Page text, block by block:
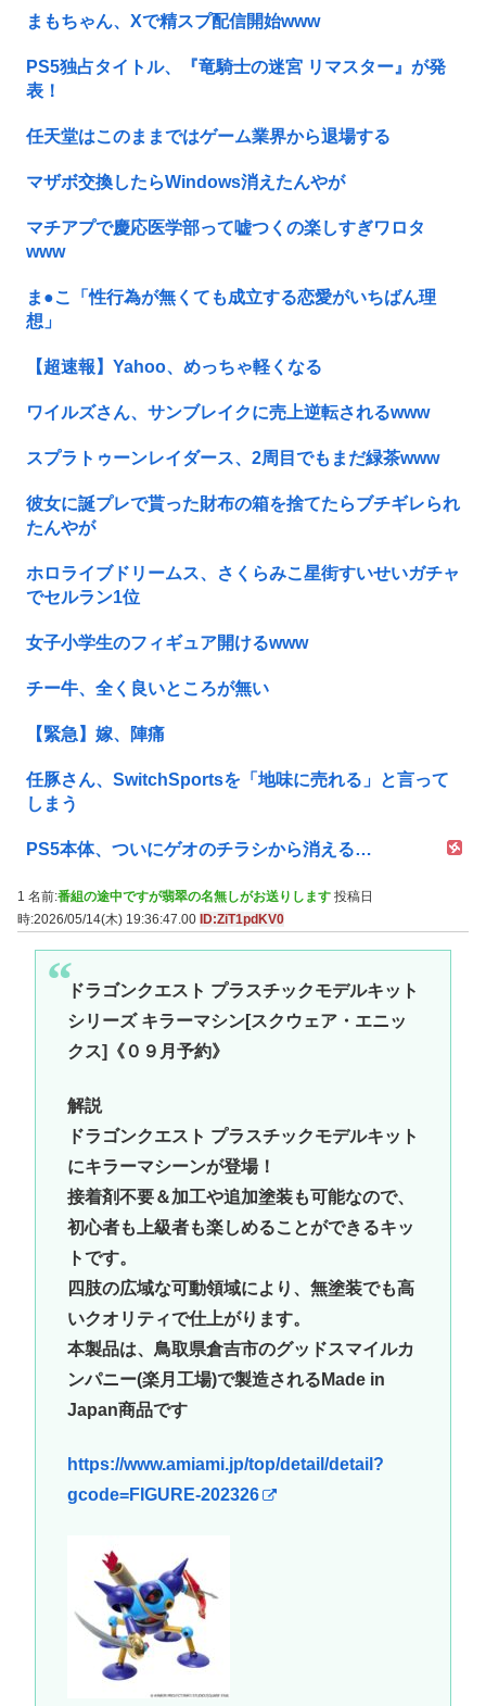
まもちゃん、Xで精スプ配信開始www
PS5独占タイトル、『竜騎士の迷宮 リマスター』が発
表！
任天堂はこのままではゲーム業界から退場する
マザボ交換したらWindows消えたんやが
マチアプで慶応医学部って嘘つくの楽しすぎワロタ
www
ま●こ「性行為が無くても成立する恋愛がいちばん理
想」
【超速報】Yahoo、めっちゃ軽くなる
ワイルズさん、サンブレイクに売上逆転されるwww
スプラトゥーンレイダース、2周目でもまだ緑茶www
彼女に誕プレで貰った財布の箱を捨てたらブチギレられ
たんやが
ホロライブドリームス、さくらみこ星街すいせいガチャ
でセルラン1位
女子小学生のフィギュア開けるwww
チー牛、全く良いところが無い
【緊急】嫁、陣痛
任豚さん、SwitchSportsを「地味に売れる」と言って
しまう
PS5本体、ついにゲオのチラシから消える…
1 名前:番組の途中ですが翡翠の名無しがお送りします 投稿日
時:2026/05/14(木) 19:36:47.00 ID:ZiT1pdKV0
ドラゴンクエスト プラスチックモデルキット
シリーズ キラーマシン[スクウェア・エニッ
クス]《０９月予約》
解説
ドラゴンクエスト プラスチックモデルキット
にキラーマシーンが登場！
接着剤不要＆加工や追加塗装も可能なので、
初心者も上級者も楽しめることができるキッ
トです。
四肢の広域な可動領域により、無塗装でも高
いクオリティで仕上がります。
本製品は、鳥取県倉吉市のグッドスマイルカ
ンパニー(楽月工場)で製造されるMade in
Japan商品です
https://www.amiami.jp/top/detail/detail?
gcode=FIGURE-202326